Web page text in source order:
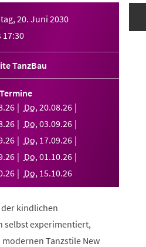
20. Juni 2030
17:30
TanzBau
.26 Do,20.08.26
.26 Do,03.09.26
.26 Do, 17.09.26
.26 Do,01.10.26
.26 Do, 15.10.26
kindlichen
selbst experimentiert,
Tanzstile New